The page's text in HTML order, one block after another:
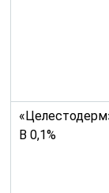
В 0,1%